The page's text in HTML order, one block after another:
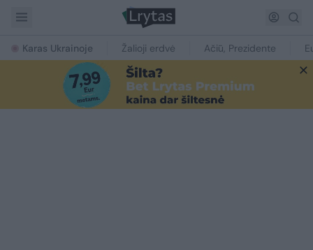
Karas Ukrainoje Žalioji erdvė Ačiū, Prezidente